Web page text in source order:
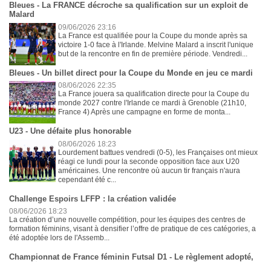
Bleues - La FRANCE décroche sa qualification sur un exploit de
Malard
09/06/2026 23:16
La France est qualifiée pour la Coupe du monde après sa
victoire 1-0 face à l'Irlande. Melvine Malard a inscrit l'unique
but de la rencontre en fin de première période. Vendredi...
Bleues - Un billet direct pour la Coupe du Monde en jeu ce mardi
08/06/2026 22:35
La France jouera sa qualification directe pour la Coupe du
monde 2027 contre l'Irlande ce mardi à Grenoble (21h10,
France 4) Après une campagne en forme de monta...
U23 - Une défaite plus honorable
08/06/2026 18:23
Lourdement battues vendredi (0-5), les Françaises ont mieux
réagi ce lundi pour la seconde opposition face aux U20
américaines. Une rencontre où aucun tir français n'aura
cependant été c...
Challenge Espoirs LFFP : la création validée
08/06/2026 18:23
La création d’une nouvelle compétition, pour les équipes des centres de
formation féminins, visant à densifier l’offre de pratique de ces catégories, a
été adoptée lors de l'Assemb...
Championnat de France féminin Futsal D1 - Le règlement adopté,